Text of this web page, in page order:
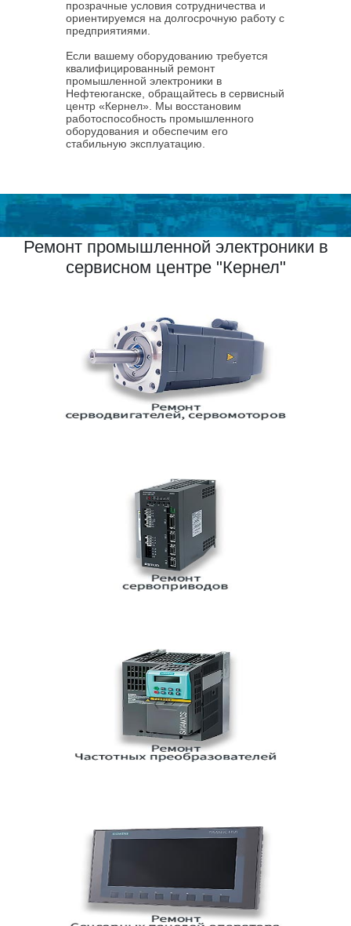
прозрачные условия сотрудничества и
ориентируемся на долгосрочную работу с
предприятиями.
Если вашему оборудованию требуется
квалифицированный ремонт
промышленной электроники в
Нефтеюганске, обращайтесь в сервисный
центр «Кернел». Мы восстановим
работоспособность промышленного
оборудования и обеспечим его
стабильную эксплуатацию.
Ремонт промышленной электроники в
сервисном центре "Кернел"